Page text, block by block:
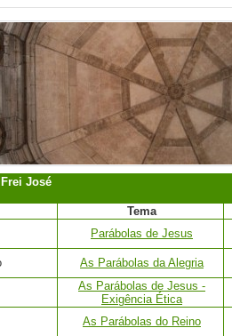
José
Tema
Parábolas de Jesus
As Parábolas da Alegria
As Parábolas de Jesus -
Exigência Ética
As Parábolas do Reino